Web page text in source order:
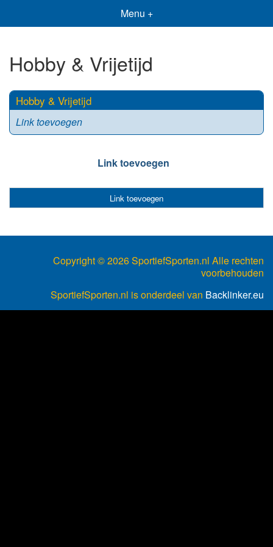
Menu +
Hobby & Vrijetijd
Hobby & Vrijetijd
Link toevoegen
Link toevoegen
Link toevoegen
Copyright ©2026 SportiefSporten.nl Alle rechten
voorbehouden
SportiefSporten.nl is onderdeel van Backlinker.eu